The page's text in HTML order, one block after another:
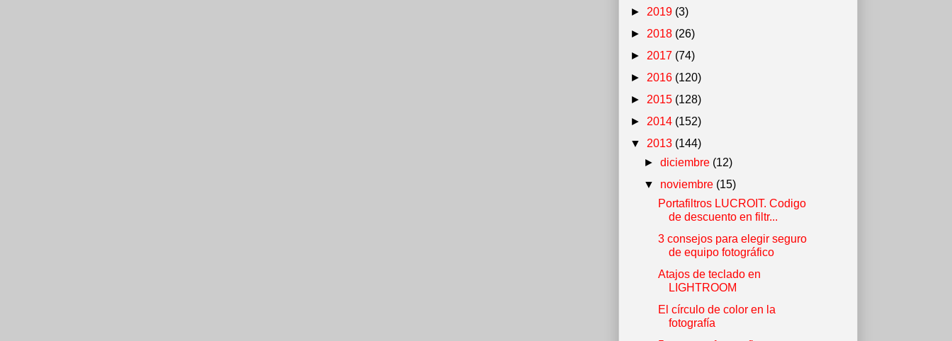
► 2019 (3)
► 2018 (26)
► 2017 (74)
► 2016 (120)
► 2015 (128)
► 2014 (152)
▼ 2013 (144)
►diciembre (12)
▼ noviembre (15)
Portafiltros LUCROIT. Codigo
de descuento en filtr...
3 consejos para elegir seguro
de equipo fotográfico
Atajos de teclado en
LIGHTROOM
El círculo de color en la
fotografía